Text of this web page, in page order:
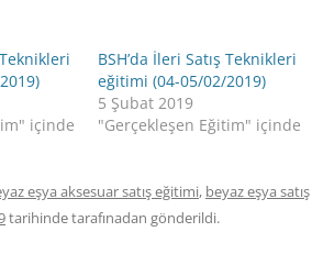
içinde
BSH’da İleri Satış Teknikleri
eğitimi (04-05/02/2019)
5 Şubat 2019
"Gerçekleşen Eğitim" içinde
eşya aksesuar satış eğitimi, beyaz eşya satış
tarihindetarafınadan gönderildi.